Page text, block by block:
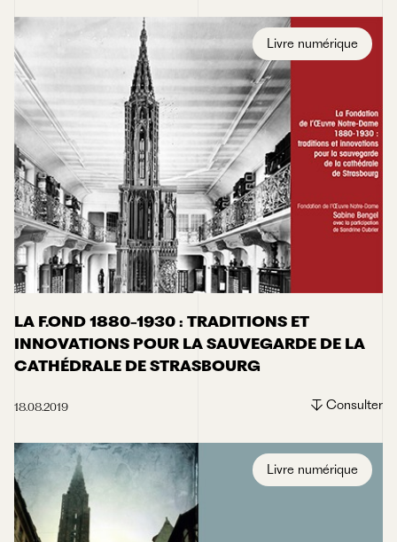
Livre numérique
LA F.OND 1880-1930 : TRADITIONS ET
INNOVATIONS POUR LA SAUVEGARDE DE LA
CATHÉDRALE DE STRASBOURG
18.08.2019 Consulter
Livre numérique